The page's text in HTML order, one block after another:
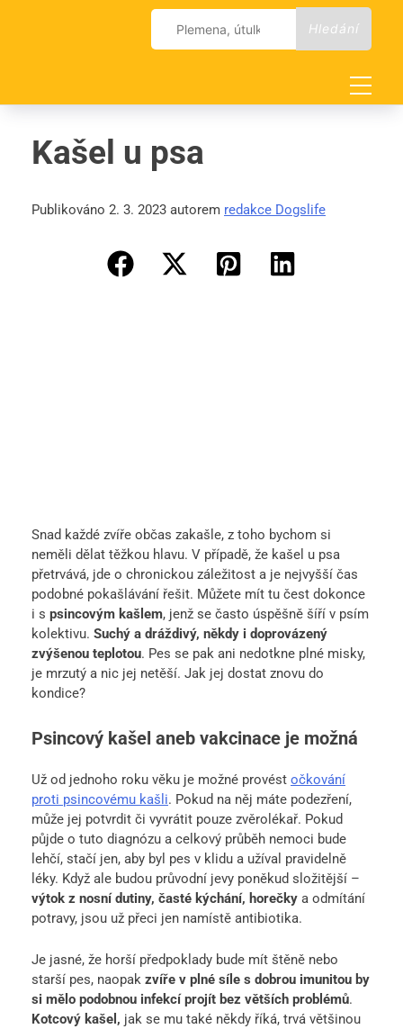
Vyhledávání
Kašel u psa
Publikováno 2. 3. 2023 autorem redakce Dogslife
Snad každé zvíře občas zakašle, z toho bychom si
neměli dělat těžkou hlavu. V případě, že kašel u psa
přetrvává, jde o chronickou záležitost a je nejvyšší čas
podobné pokašlávání řešit. Můžete mít tu čest dokonce
i s psincovým kašlem, jenž se často úspěšně šíří v psím
kolektivu. Suchý a dráždivý, někdy i doprovázený
zvýšenou teplotou. Pes se pak ani nedotkne plné misky,
je mrzutý a nic jej netěší. Jak jej dostat znovu do
kondice?
Psincový kašel aneb vakcinace je možná
Už od jednoho roku věku je možné provést očkování
proti psincovému kašli. Pokud na něj máte podezření,
může jej potvrdit či vyvrátit pouze zvěrolékař. Pokud
půjde o tuto diagnózu a celkový průběh nemoci bude
lehčí, stačí jen, aby byl pes v klidu a užíval pravidelně
léky. Když ale budou průvodní jevy poněkud složitější –
výtok z nosní dutiny, časté kýchání, horečky a odmítání
potravy, jsou už přeci jen namístě antibiotika.
Je jasné, že horší předpoklady bude mít štěně nebo
starší pes, naopak zvíře v plné síle s dobrou imunitou by
si mělo podobnou infekcí projít bez větších problémů.
Kotcový kašel, jak se mu také někdy říká, trvá většinou